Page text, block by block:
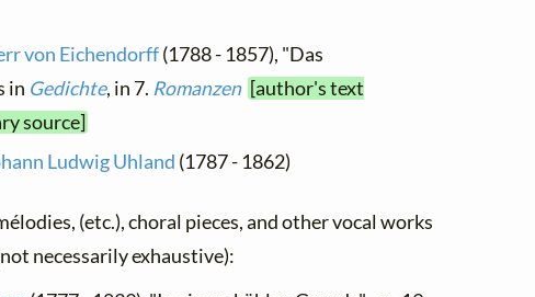
von Eichendorff(1788 - 1857), "Das
in Gedichte, in 7. Romanzen [author's text
source]
Ludwig Uhland (1787 - 1862)
(etc.), choral pieces, and other vocal works
necessarily exhaustive):